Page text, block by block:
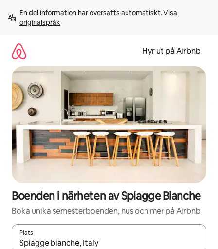
innehåll
En del information har översatts automatiskt. Visa
originalspråk
Hyr ut på Airbnb
Boenden i närheten av Spiagge Bianche
Boka unika semesterboenden, hus och mer på Airbnb
Plats
När resultaten är tillgängliga kan du navigera med upp- och